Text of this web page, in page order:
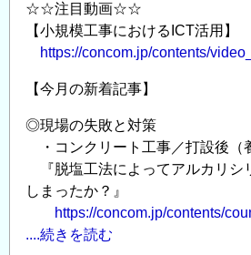
型
枠
を
用
た
コ
ク
ー
た
め
情
発
イ
ト
☆☆注目動画☆☆
【小規模工事におけるICT活用】
https://concom.jp/contents/
【今月の新着記事】
◎現場の失敗と対策
・コンクリート工事／打設後（
『脱塩工法によってアルカリシ
しまったか？』
https://concom.jp/contents/
....続きを読む